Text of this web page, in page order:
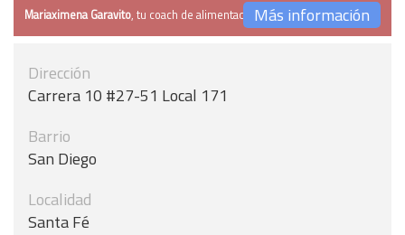
Mariaximena Garavito, tu coach de alimentaciónMás información
Dirección
Carrera 10 #27-51 Local 171
Barrio
San Diego
Localidad
Santa Fé